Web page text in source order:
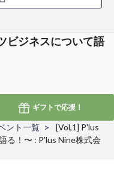
ビジネスについて語
ギフトで応援！
ント一覧
[Vol,1] P'lus
る！〜 : P'lus Nine株式会